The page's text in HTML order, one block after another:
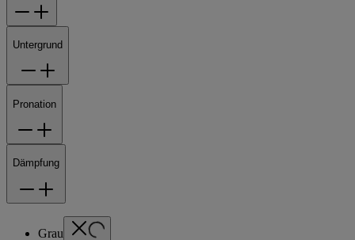
Untergrund
Pronation
Dämpfung
Grau